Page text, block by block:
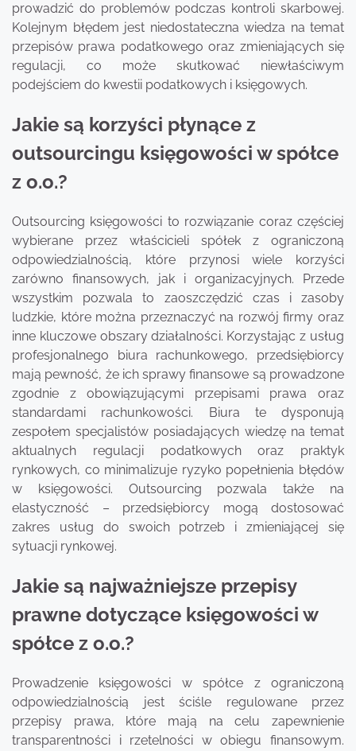
prowadzić do problemów podczas kontroli skarbowej.
Kolejnym błędem jest niedostateczna wiedza na temat
przepisów prawa podatkowego oraz zmieniających się
regulacji, co może skutkować niewłaściwym
podejściem do kwestii podatkowych i księgowych.
Jakie są korzyści płynące z
outsourcingu księgowości w spółce
z o.o.?
Outsourcing księgowości to rozwiązanie coraz częściej
wybierane przez właścicieli spółek z ograniczoną
odpowiedzialnością, które przynosi wiele korzyści
zarówno finansowych, jak i organizacyjnych. Przede
wszystkim pozwala to zaoszczędzić czas i zasoby
ludzkie, które można przeznaczyć na rozwój firmy oraz
inne kluczowe obszary działalności. Korzystając z usług
profesjonalnego biura rachunkowego, przedsiębiorcy
mają pewność, że ich sprawy finansowe są prowadzone
zgodnie z obowiązującymi przepisami prawa oraz
standardami rachunkowości. Biura te dysponują
zespołem specjalistów posiadających wiedzę na temat
aktualnych regulacji podatkowych oraz praktyk
rynkowych, co minimalizuje ryzyko popełnienia błędów
w księgowości. Outsourcing pozwala także na
elastyczność – przedsiębiorcy mogą dostosować
zakres usług do swoich potrzeb i zmieniającej się
sytuacji rynkowej.
Jakie są najważniejsze przepisy
prawne dotyczące księgowości w
spółce z o.o.?
Prowadzenie księgowości w spółce z ograniczoną
odpowiedzialnością jest ściśle regulowane przez
przepisy prawa, które mają na celu zapewnienie
transparentności i rzetelności w obiegu finansowym.